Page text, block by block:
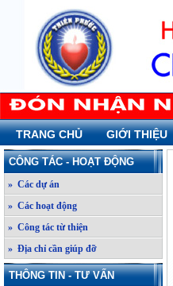
TRANG CHỦ GIỚI THIỆU
CÔNG TÁC - HOẠT ĐỘNG
» Các dự án
» Các hoạt động
» Công tác từ thiện
» Địa chỉ cần giúp đỡ
THÔNG TIN - TƯ VẤN